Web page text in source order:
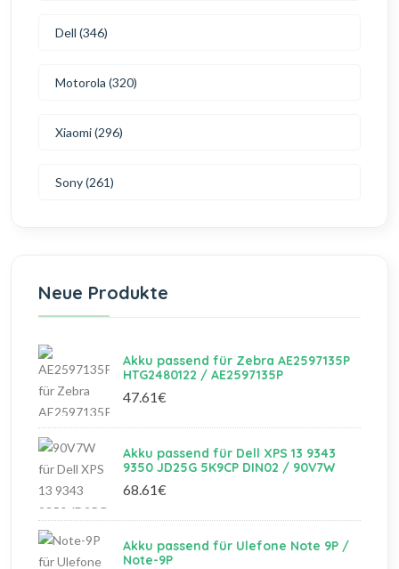
Dell (346)
Motorola (320)
Xiaomi (296)
Sony (261)
Neue Produkte
Akku passend für Zebra AE2597135P
HTG2480122 / AE2597135P
47.61€
Akku passend für Dell XPS 13 9343
9350 JD25G 5K9CP DIN02 / 90V7W
68.61€
Akku passend für Ulefone Note 9P /
Note-9P